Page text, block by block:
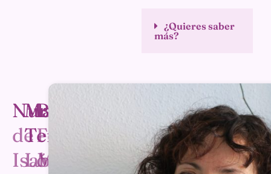
¿Quieres saber
más?
Nuria
de
Isabel
María
Teresa
López
Beatriz
Fernández
Martínez